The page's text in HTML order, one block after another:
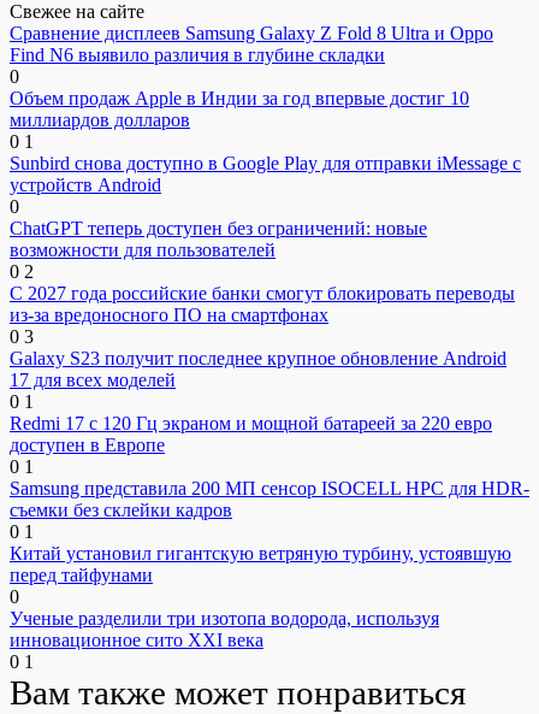
Свежее на сайте
Сравнение дисплеев Samsung Galaxy Z Fold 8 Ultra и Oppo
Find N6 выявило различия в глубине складки
0
Объем продаж Apple в Индии за год впервые достиг 10
миллиардов долларов
0 1
Sunbird снова доступно в Google Play для отправки iMessage с
устройств Android
0
ChatGPT теперь доступен без ограничений: новые
возможности для пользователей
0 2
С 2027 года российские банки смогут блокировать переводы
из-за вредоносного ПО на смартфонах
0 3
Galaxy S23 получит последнее крупное обновление Android
17 для всех моделей
0 1
Redmi 17 с 120 Гц экраном и мощной батареей за 220 евро
доступен в Европе
0 1
Samsung представила 200 МП сенсор ISOCELL HPC для HDR-
съемки без склейки кадров
0 1
Китай установил гигантскую ветряную турбину, устоявшую
перед тайфунами
0
Ученые разделили три изотопа водорода, используя
инновационное сито XXI века
0 1
Вам также может понравиться